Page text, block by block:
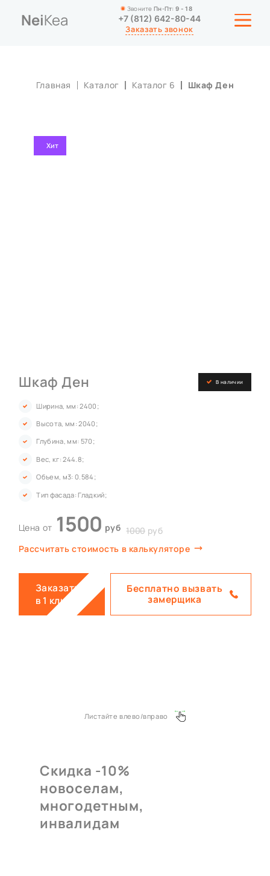
NeiKea
Звоните Пн-Пт:9 - 18
+7 (812) 642-80-44
Заказать звонок
ШКАФЫ-КУПЕ
СТАТЬИ
Главная Каталог Каталог 6 Шкаф Ден
Хит
В наличии
Шкаф Ден
Ширина, мм: 2400;
Высота, мм: 2040;
Глубина, мм: 570;
Вес, кг: 244.8;
Объем, м3: 0.584;
Тип фасада: Гладкий;
Цена от 1500 руб 1000 руб
Рассчитать стоимость в калькуляторе
Заказать
в 1 клик
Бесплатно вызвать
замерщика
Листайте влево/вправо
Скидка -10%
новоселам,
многодетным,
инвалидам